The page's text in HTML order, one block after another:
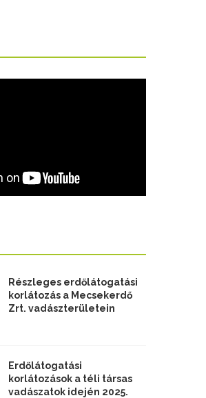
Részleges erdőlátogatási
korlátozás a Mecsekerdő
Zrt. vadászterületein
Erdőlátogatási
korlátozások a téli társas
vadászatok idején 2025.